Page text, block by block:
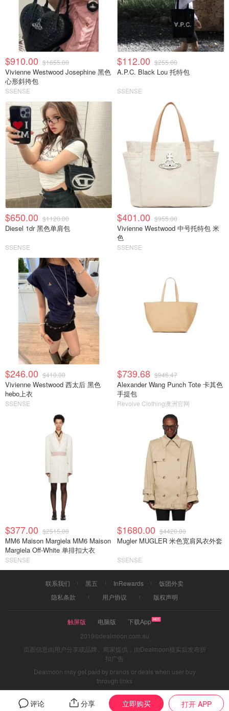
$910.00 $1655.00
Vivienne Westwood Josephine 黑色
心形斜挎包
SSENSE
$112.00 $255.00
A.P.C. Black Lou 托特包
SSENSE
$650.00 $1120.00
Diesel 1dr 黑色单肩包
SSENSE
$401.00 $955.00
Vivienne Westwood 中号托特包 米
色
SSENSE
$246.00 $410.00
Vivienne Westwood 西太后 黑色
hebo上衣
SSENSE
$739.68 $946.47
Alexander Wang Punch Tote 卡其色
手提包
Revolve Clothing澳洲官网
$377.00 $2515.00
MM6 Maison Margiela MM6 Maison
Margiela Off-White 单排扣大衣
SSENSE
$1680.00 $4420.00
Mugler MUGLER 米色宽肩风衣外套
SSENSE
评论 分享 立即购买 打开 APP
联系我们 黑五 InRewards
饭团外卖
隐私条款
用户协议 版权声明
触屏版 电脑版
下载App
2019©dealmoon.com.au
页面信息由用户分享或品牌、商家提供，由Dealmoon核实后发布折
扣广告
Dealmoon may get paid by brands or deals when user buy
through links